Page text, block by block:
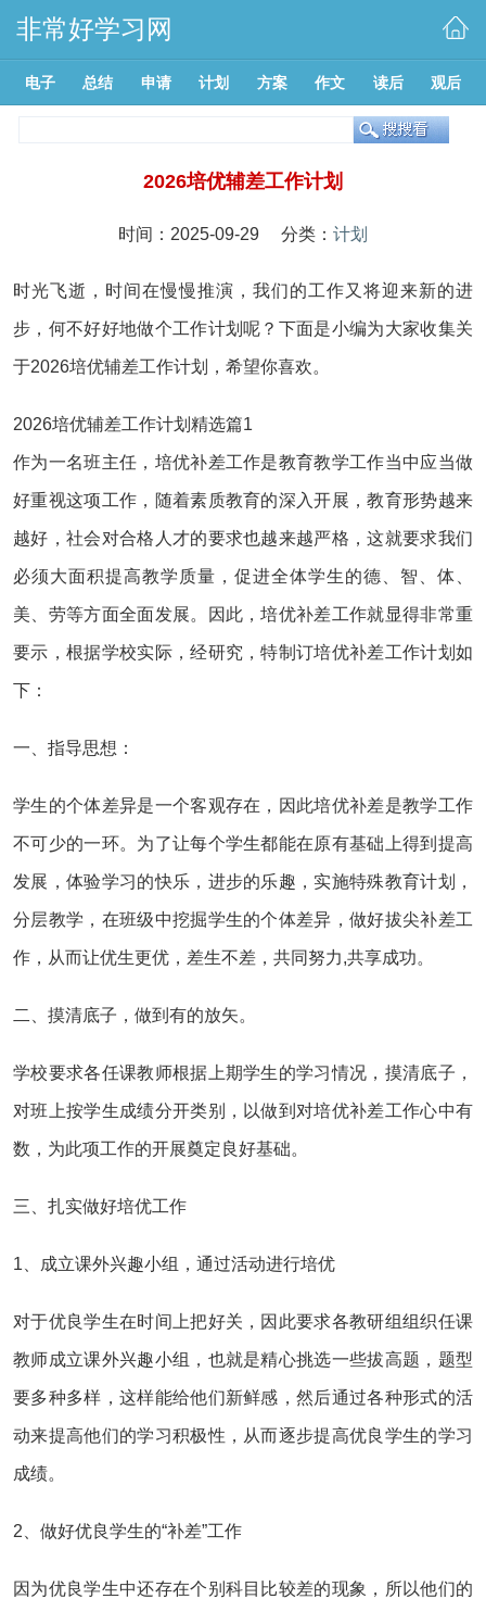
非常好学习网
电子 总结 申请 计划 方案 作文 读后 观后
2026培优辅差工作计划
时间：2025-09-29 分类： 计划
时光飞逝，时间在慢慢推演，我们的工作又将迎来新的进
步，何不好好地做个工作计划呢？下面是小编为大家收集关
于2026培优辅差工作计划，希望你喜欢。
2026培优辅差工作计划精选篇1
作为一名班主任，培优补差工作是教育教学工作当中应当做
好重视这项工作，随着素质教育的深入开展，教育形势越来
越好，社会对合格人才的要求也越来越严格，这就要求我们
必须大面积提高教学质量，促进全体学生的德、智、体、
美、劳等方面全面发展。因此，培优补差工作就显得非常重
要示，根据学校实际，经研究，特制订培优补差工作计划如
下：
一、指导思想：
学生的个体差异是一个客观存在，因此培优补差是教学工作
不可少的一环。为了让每个学生都能在原有基础上得到提高
发展，体验学习的快乐，进步的乐趣，实施特殊教育计划，
分层教学，在班级中挖掘学生的个体差异，做好拔尖补差工
作，从而让优生更优，差生不差，共同努力,共享成功。
二、摸清底子，做到有的放矢。
学校要求各任课教师根据上期学生的学习情况，摸清底子，
对班上按学生成绩分开类别，以做到对培优补差工作心中有
数，为此项工作的开展奠定良好基础。
三、扎实做好培优工作
1、成立课外兴趣小组，通过活动进行培优
对于优良学生在时间上把好关，因此要求各教研组组织任课
教师成立课外兴趣小组，也就是精心挑选一些拔高题，题型
要多种多样，这样能给他们新鲜感，然后通过各种形式的活
动来提高他们的学习积极性，从而逐步提高优良学生的学习
成绩。
2、做好优良学生的“补差”工作
因为优良学生中还存在个别科目比较差的现象，所以他们的